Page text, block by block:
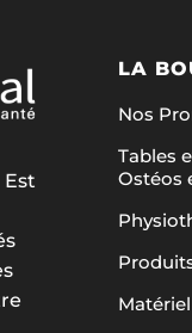
LA
Nos
Tables
Ostéos